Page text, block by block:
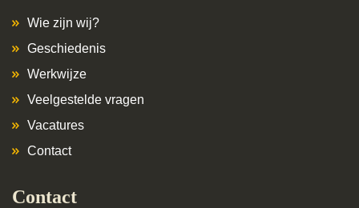
Wie zijn wij?
Geschiedenis
Werkwijze
Veelgestelde vragen
Vacatures
Contact
Contact